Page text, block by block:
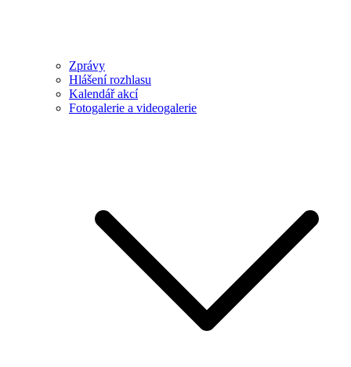
Zprávy
Hlášení rozhlasu
Kalendář akcí
Fotogalerie a videogalerie